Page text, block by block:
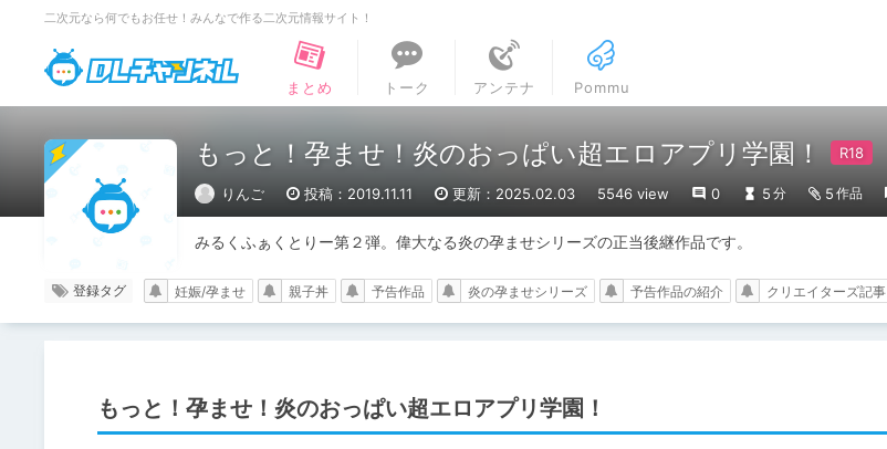
二次元なら何でもお任せ！みんなで作る二次元情報サイト！
DLチャンネル
まとめ
トーク アンテナ Pommu
もっと！孕ませ！炎のおっぱい超エロアプリ学園！
りんご 投稿：2019.11.11 更新：2025.02.03 5546 view 0 5 分 5 作品
みるくふぁくとりー第２弾。偉大なる炎の孕ませシリーズの正当後継作品です。
登録タグ 妊娠/孕ませ 親子丼 予告作品 炎の孕ませシリーズ 予告作品の紹介 クリエイターズ記事
もっと！孕ませ！炎のおっぱい超エロアプリ学園！